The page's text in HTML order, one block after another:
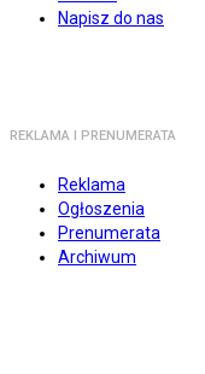
Napisz do nas
REKLAMA I PRENUMERATA
Reklama
Ogłoszenia
Prenumerata
Archiwum